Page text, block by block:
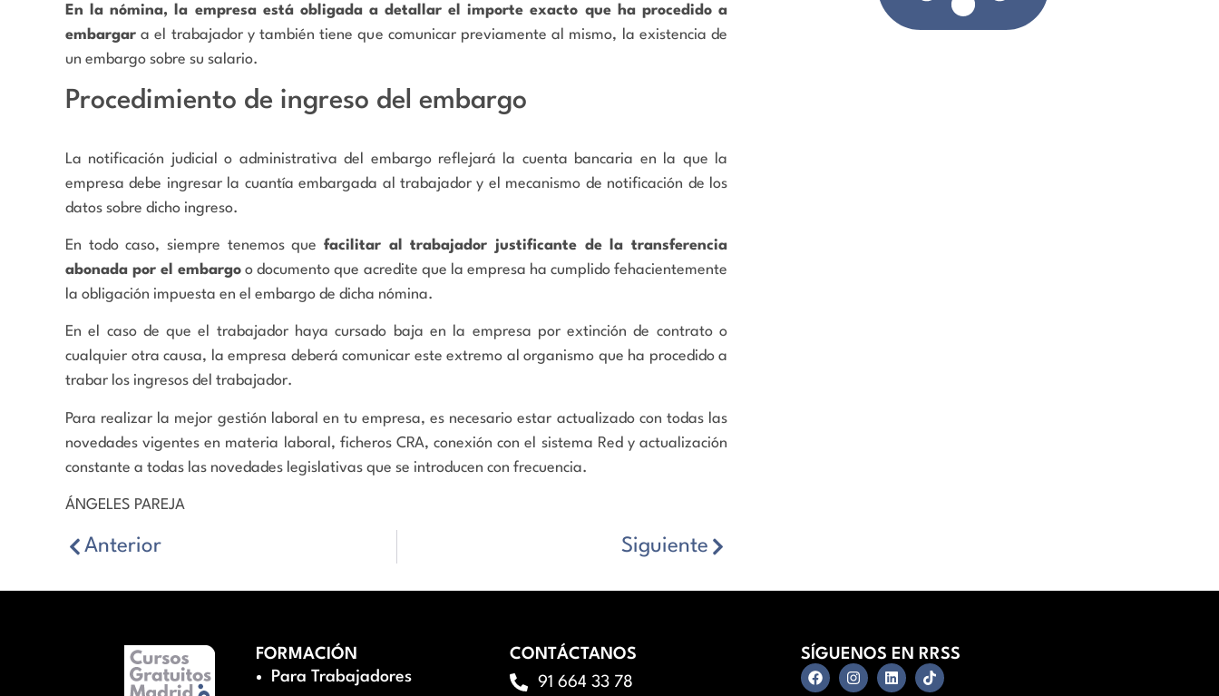
En la nómina, la empresa está obligada a detallar el importe exacto que ha procedido a
embargar a el trabajador y también tiene que comunicar previamente al mismo, la existencia de
un embargo sobre su salario.
Procedimiento de ingreso del embargo
La notificación judicial o administrativa del embargo reflejará la cuenta bancaria en la que la
empresa debe ingresar la cuantía embargada al trabajador y el mecanismo de notificación de los
datos sobre dicho ingreso.
En todo caso, siempre tenemos que facilitar al trabajador justificante de la transferencia
abonada por el embargo o documento que acredite que la empresa ha cumplido fehacientemente
la obligación impuesta en el embargo de dicha nómina.
En el caso de que el trabajador haya cursado baja en la empresa por extinción de contrato o
cualquier otra causa, la empresa deberá comunicar este extremo al organismo que ha procedido a
trabar los ingresos del trabajador.
Para realizar la mejor gestión laboral en tu empresa, es necesario estar actualizado con todas las
novedades vigentes en materia laboral, ficheros CRA, conexión con el sistema Red y actualización
constante a todas las novedades legislativas que se introducen con frecuencia.
ÁNGELES PAREJA
Anterior Siguiente
FORMACIÓN
Para Trabajadores
CONTÁCTANOS
91 664 33 78
SÍGUENOS EN RRSS